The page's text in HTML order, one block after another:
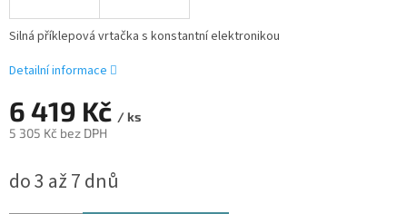
6 419 Kč / ks
5 305 Kč bez DPH
cena:
do 3 až 7 dnů
Silná příklepová vrtačka s konstantní elektronikou
Detailní informace